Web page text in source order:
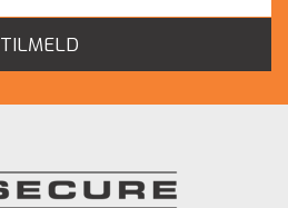
TILMELD